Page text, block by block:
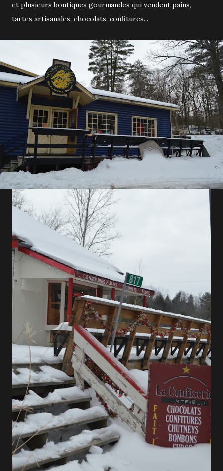
et plusieurs boutiques gourmandes qui vendent pains,
tartes artisanales, chocolats, confitures...